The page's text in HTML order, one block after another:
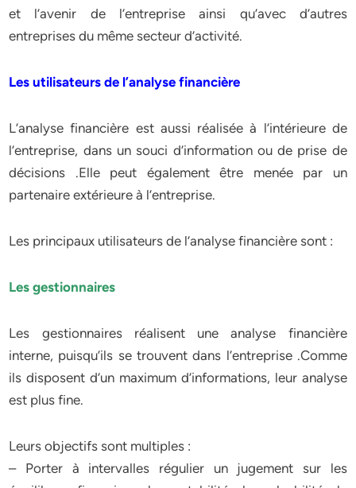
et l’avenir de l’entreprise ainsi qu’avec d’autres
entreprises du même secteur d’activité.
Les utilisateurs de l’analyse financière
L’analyse financière est aussi réalisée à l’intérieure de
l’entreprise, dans un souci d’information ou de prise de
décisions .Elle peut également être menée par un
partenaire extérieure à l’entreprise.
Les principaux utilisateurs de l’analyse financière sont :
Les gestionnaires
Les gestionnaires réalisent une analyse financière
interne, puisqu’ils se trouvent dans l’entreprise .Comme
ils disposent d’un maximum d’informations, leur analyse
est plus fine.
Leurs objectifs sont multiples :
– Porter à intervalles régulier un jugement sur les